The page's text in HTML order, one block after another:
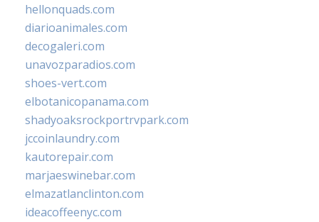
hellonquads.com
diarioanimales.com
decogaleri.com
unavozparadios.com
shoes-vert.com
elbotanicopanama.com
shadyoaksrockportrvpark.com
jccoinlaundry.com
kautorepair.com
marjaeswinebar.com
elmazatlanclinton.com
ideacoffeenyc.com